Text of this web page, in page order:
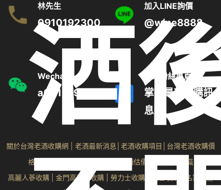
林先生
0910192300
加入LINE詢價
@wine8888
Wechat
a0910192300
追蹤粉絲專頁
掌握最新收購訊
息
關於台灣老酒收購網 老酒最新消息 老酒收購項目
台灣老酒收購價
格表
線上老酒估價
老酒相關知識
高麗人蔘收購
金門高粱酒收購 勞力士收購
名家字畫
酒